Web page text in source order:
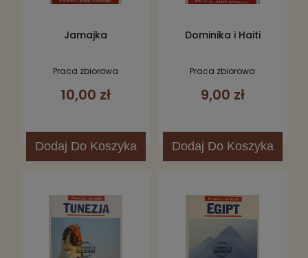
Jamajka
Praca zbiorowa
10,00 zł
Dodaj Do Koszyka
Dominika i Haiti
Praca zbiorowa
9,00 zł
Dodaj Do Koszyka